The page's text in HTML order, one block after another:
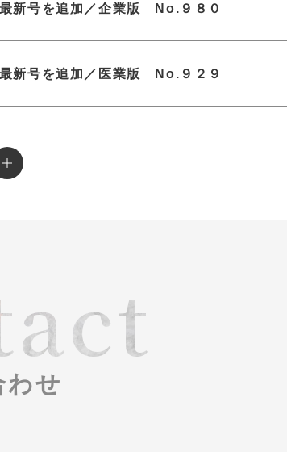
新号を追加／企業版 No.９８０
新号を追加／医業版 No.９２９
わせ